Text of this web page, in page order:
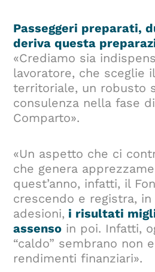
Passeggeri preparati,
deriva questa
«Crediamo sia
lavoratore, che sceglie
territoriale, un robusto
consulenza nella fase
Comparto».
«Un aspetto che ci
che genera
quest’anno, infatti, il
crescendo e registra,
adesioni, i risultati
assenso in poi. Infatti,
“caldo” sembrano non
rendimenti finanziari».